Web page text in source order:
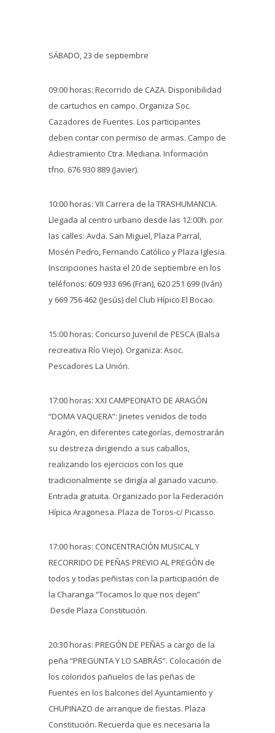
SÁBADO, 23 de septiembre
09:00 horas: Recorrido de CAZA. Disponibilidad
de cartuchos en campo. Organiza Soc.
Cazadores de Fuentes. Los participantes
deben contar con permiso de armas. Campo de
Adiestramiento Ctra. Mediana. Información
tfno. 676 930 889 (Javier).
10:00 horas: VII Carrera de la TRASHUMANCIA.
Llegada al centro urbano desde las 12:00h. por
las calles: Avda. San Miguel, Plaza Parral,
Mosén Pedro, Fernando Católico y Plaza Iglesia.
Inscripciones hasta el 20 de septiembre en los
teléfonos: 609 933 696 (Fran), 620 251 699 (Iván)
y 669 756 462 (Jesús) del Club Hípico El Bocao.
15:00 horas: Concurso Juvenil de PESCA (Balsa
recreativa Río Viejo). Organiza: Asoc.
Pescadores La Unión.
17:00 horas: XXI CAMPEONATO DE ARAGÓN
“DOMA VAQUERA”: Jinetes venidos de todo
Aragón, en diferentes categorías, demostrarán
su destreza dirigiendo a sus caballos,
realizando los ejercicios con los que
tradicionalmente se dirigía al ganado vacuno.
Entrada gratuita. Organizado por la Federación
Hípica Aragonesa. Plaza de Toros-c/ Picasso.
17:00 horas: CONCENTRACIÓN MUSICAL Y
RECORRIDO DE PEÑAS PREVIO AL PREGÓN de
todos y todas peñistas con la participación de
la Charanga “Tocamos lo que nos dejen”
Desde Plaza Constitución.
20:30 horas: PREGÓN DE PEÑAS a cargo de la
peña “PREGUNTA Y LO SABRÁS”. Colocación de
los coloridos pañuelos de las peñas de
Fuentes en los balcones del Ayuntamiento y
CHUPINAZO de arranque de fiestas. Plaza
Constitución. Recuerda que es necesaria la